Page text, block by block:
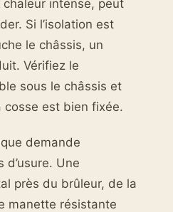
intense, peut
Si l’isolation est
le châssis, un
Vérifiez le
sous le châssis et
cosse est bien fixée.
demande
d’usure. Une
près du brûleur, de la
manette résistante